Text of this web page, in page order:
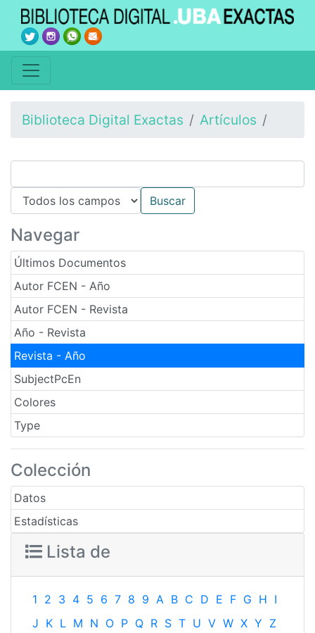
Biblioteca Digital Exactas Artículos
Navegar
Últimos Documentos
Autor FCEN - Año
Autor FCEN - Revista
Año - Revista
Revista - Año
SubjectPcEn
Colores
Type
Colección
Datos
Estadísticas
Lista de
1 2 3 4 5 6 7 8 9 A B C D E F G H I
J K L M N O P Q R S T U V W X Y Z